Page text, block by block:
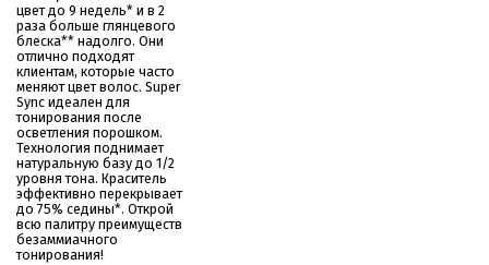
цвет до 9 недель* и в 2
раза больше глянцевого
блеска** надолго. Они
отлично подходят
клиентам, которые часто
меняют цвет волос. Super
Sync идеален для
тонирования после
осветления порошком.
Технология поднимает
натуральную базу до 1/2
уровня тона. Краситель
эффективно перекрывает
до 75% седины*. Открой
всю палитру преимуществ
безаммиачного
тонирования!